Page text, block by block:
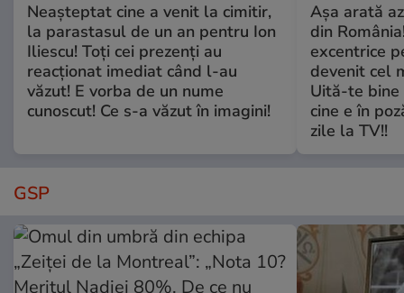
Neașteptat cine a venit la cimitir,
la parastasul de un an pentru Ion
Iliescu! Toți cei prezenți au
reacționat imediat când l-au
văzut! E vorba de un nume
cunoscut! Ce s-a văzut în imagini!
Așa arată
din
excentrice
devenit cel
Uită-te bine
cine e în
zile la TV!!
GSP